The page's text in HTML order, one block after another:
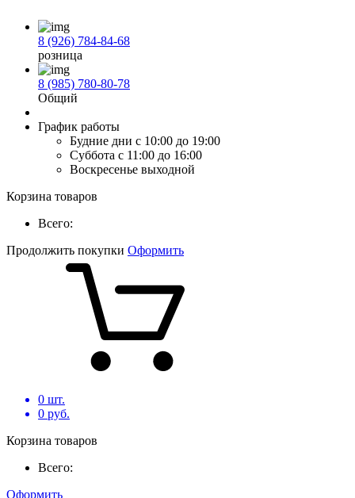
8 (926) 784-84-68
розница
8 (985) 780-80-78
Общий
График работы
Будние дни с 10:00 до 19:00
Суббота с 11:00 до 16:00
Воскресенье выходной
Корзина товаров
Всего:
Продолжить покупки Оформить
0 шт.
0 руб.
Корзина товаров
Всего:
Оформить